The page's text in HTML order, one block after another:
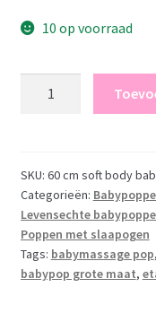
10 op voorraad
voor
babymassage
etalage
babykleding
of
als
SKU: 60 cm soft body
Categorieën:
Levensechte
Poppen met slaapogen
Tags: babymassage pop,
babypop grote maat,